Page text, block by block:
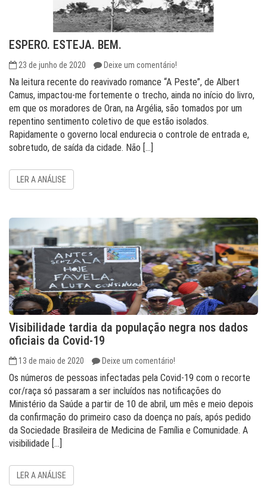
ESPERO. ESTEJA. BEM.
23 de junho de 2020 Deixe um comentário!
Na leitura recente do reavivado romance “A Peste”, de Albert
Camus, impactou-me fortemente o trecho, ainda no início do livro,
em que os moradores de Oran, na Argélia, são tomados por um
repentino sentimento coletivo de que estão isolados.
Rapidamente o governo local endurecia o controle de entrada e,
sobretudo, de saída da cidade. Não […]
LER A ANÁLISE
Visibilidade tardia da população negra nos dados
oficiais da Covid-19
13 de maio de 2020 Deixe um comentário!
Os números de pessoas infectadas pela Covid-19 com o recorte
cor/raça só passaram a ser incluídos nas notificações do
Ministério da Saúde a partir de 10 de abril, um mês e meio depois
da confirmação do primeiro caso da doença no país, após pedido
da Sociedade Brasileira de Medicina de Família e Comunidade. A
visibilidade […]
LER A ANÁLISE